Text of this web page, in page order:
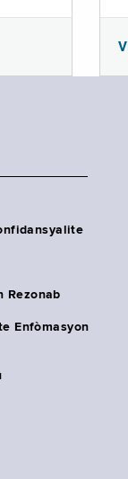
Rezonab
Enfòmasyon